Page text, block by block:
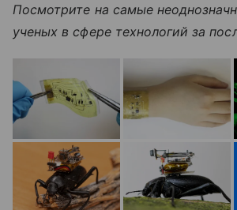
Посмотрите на самые
ученых в сфере технологий за